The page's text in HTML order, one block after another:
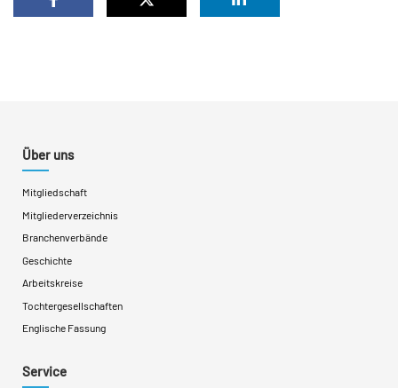
Über uns
Mitgliedschaft
Mitgliederverzeichnis
Branchenverbände
Geschichte
Arbeitskreise
Tochtergesellschaften
Englische Fassung
Service